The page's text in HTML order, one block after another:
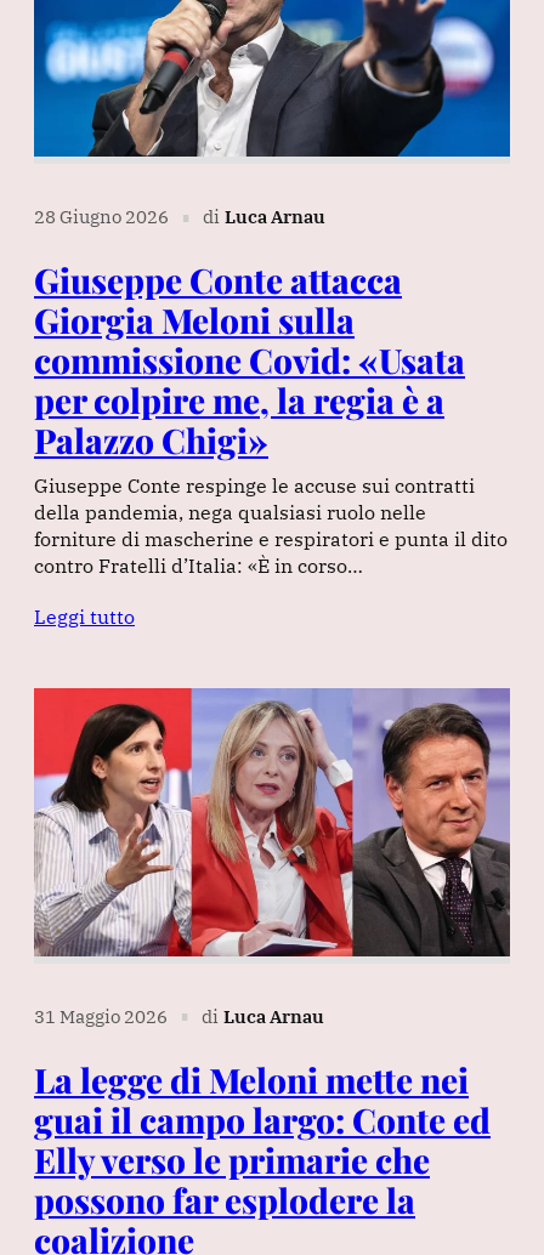
28 Giugno 2026 ∎ di Luca Arnau
Giuseppe Conte attacca
Giorgia Meloni sulla
commissione Covid: «Usata
per colpire me, la regia è a
Palazzo Chigi»
Giuseppe Conte respinge le accuse sui contratti
della pandemia, nega qualsiasi ruolo nelle
forniture di mascherine e respiratori e punta il dito
contro Fratelli d’Italia: «È in corso…
Leggi tutto
31 Maggio 2026 ∎ di Luca Arnau
La legge di Meloni mette nei
guai il campo largo: Conte ed
Elly verso le primarie che
possono far esplodere la
coalizione